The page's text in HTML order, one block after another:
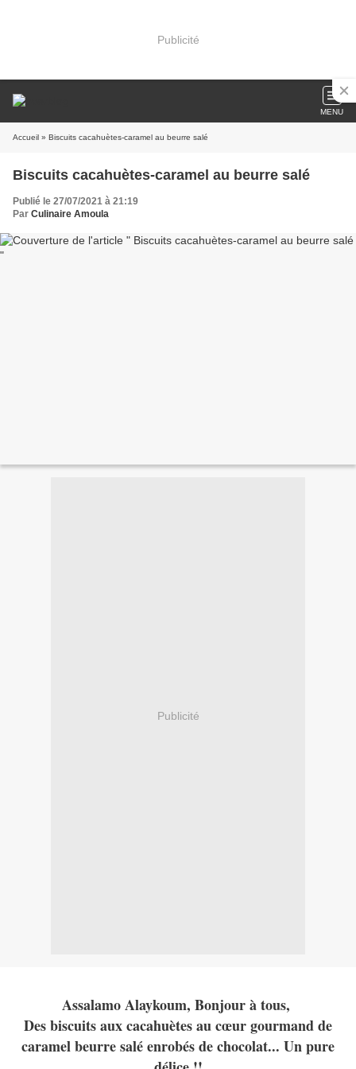
Publicité
MENU
Accueil » Biscuits cacahuètes-caramel au beurre salé
Biscuits cacahuètes-caramel au beurre salé
Publié le 27/07/2021 à 21:19
Par Culinaire Amoula
Publicité
Assalamo Alaykoum, Bonjour à tous,
Des biscuits aux cacahuètes au cœur gourmand de
caramel beurre salé enrobés de chocolat... Un pure